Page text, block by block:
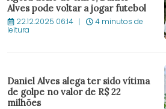
Alves pode voltar a jogar futebol
22.12.2025 06:14 4 minutos de
leitura
Daniel Alves alega ter sido vítima
de golpe no valor de R$ 22
milhões